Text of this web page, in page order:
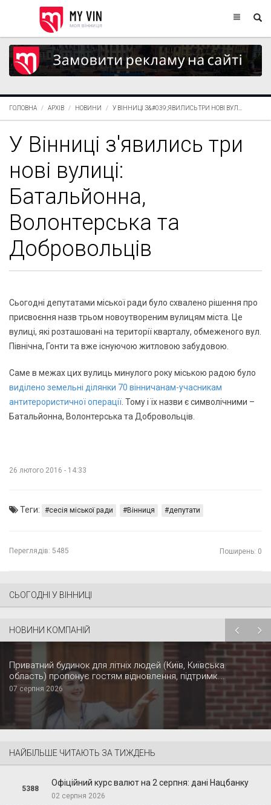
ГОЛОВНА АРХІВ НОВИНИ У ВІННИЦІ З&#039;ЯВИЛИСЬ ТРИ НОВІ ВУЛ...
У Вінниці з'явились три
нові вулиці:
Батальйонна,
Волонтерська та
Добровольців
Сьогодні депутатами міської ради було схвалено рішення про
присвоєння назв трьом новоутвореним вулицям міста. Це
вулиці, які розташовані на території кварталу, обмеженого вул.
Північна, Гонти та вже існуючою житловою забудовою.
Саме в межах цих вулиць минулого року міською радою було
виділено земельні ділянки 70 вінничанам-учасникам
антитерористичної операції . Тому і їх назви є символічними –
Батальйонна, Волонтерська та Добровольців.
26 лютого 2016 - 14:33
Теги: сесія міської ради Вінниця депутати
Переглядів: 5485 Поширень: 0
СЬОГОДНІ У ВІННИЦІ
НОВИНИ КОМПАНІЙ
Приватний будинок для літніх людей (Київ, Київська
область) пропонує гостям відновлення, підтримк...
07 серпня 2026
НАЙБІЛЬШЕ ЧИТАЮТЬ ЗА ТИЖДЕНЬ
5388
Офіційний курс валют на 2 серпня: дані Нацбанку
02 серпня 2026